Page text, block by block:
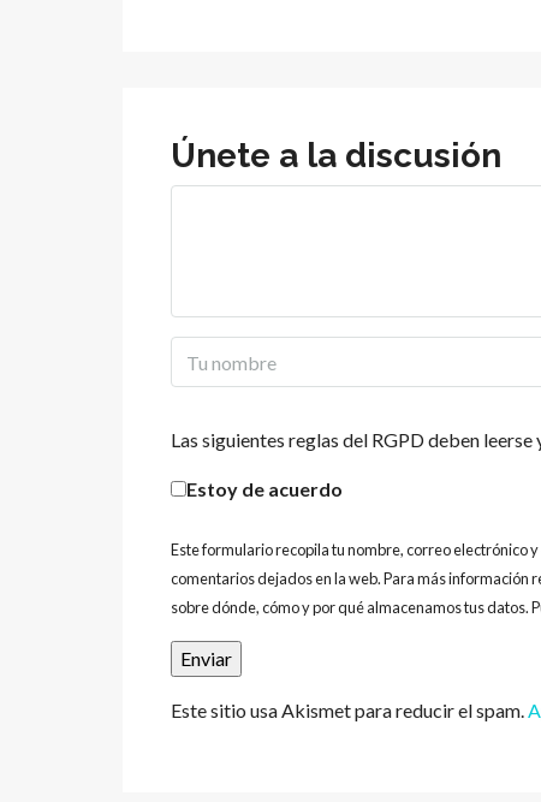
Únete a la discusión
Las siguientes reglas del RGPD deben leerse
Estoy de acuerdo
Este formulario recopila tu nombre, correo electrónico
comentarios dejados en la web. Para más
sobre dónde, cómo y por qué almacenamos tus datos.
Este sitio usa Akismet para reducir el spam.